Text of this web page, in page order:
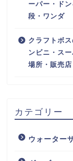
ーパー・ド
段・ワンダ
クラフトボ
ンビニ・ス
場所・販売店
カテゴリー
ウォーター